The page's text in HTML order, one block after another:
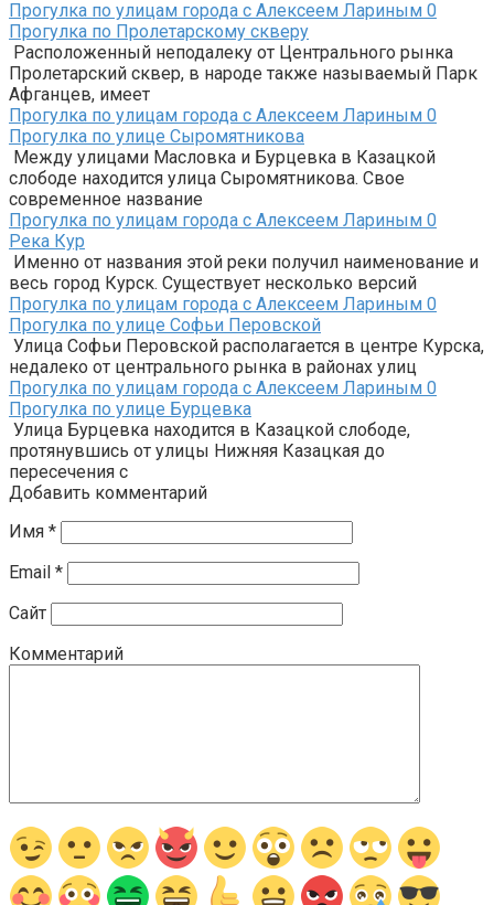
Прогулка по улицам города с Алексеем Лариным 0
Прогулка по Пролетарскому скверу
Расположенный неподалеку от Центрального рынка
Пролетарский сквер, в народе также называемый Парк
Афганцев, имеет
Прогулка по улицам города с Алексеем Лариным 0
Прогулка по улице Сыромятникова
Между улицами Масловка и Бурцевка в Казацкой
слободе находится улица Сыромятникова. Свое
современное название
Прогулка по улицам города с Алексеем Лариным 0
Река Кур
Именно от названия этой реки получил наименование и
весь город Курск. Существует несколько версий
Прогулка по улицам города с Алексеем Лариным 0
Прогулка по улице Софьи Перовской
Улица Софьи Перовской располагается в центре Курска,
недалеко от центрального рынка в районах улиц
Прогулка по улицам города с Алексеем Лариным 0
Прогулка по улице Бурцевка
Улица Бурцевка находится в Казацкой слободе,
протянувшись от улицы Нижняя Казацкая до
пересечения с
Добавить комментарий
Имя *
Email *
Сайт
Комментарий